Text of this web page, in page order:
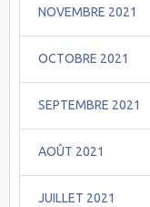
NOVEMBRE 2021
OCTOBRE 2021
SEPTEMBRE 2021
AOÛT 2021
JUILLET 2021